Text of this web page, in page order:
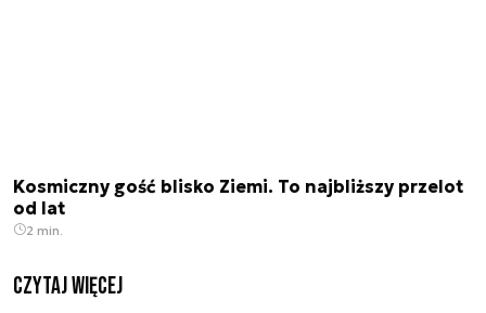
Kosmiczny gość blisko Ziemi. To najbliższy przelot
od lat
2 min.
czytaj więcej